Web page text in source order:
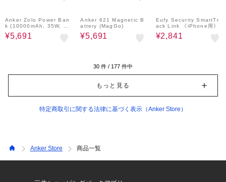
Anker Zolo Power Ban
k (10000mAh, 35W, B
uilt-In Dual USB-Cケー
ブル)
¥5,691
Anker 621 Magnetic B
attery (MagGo)
¥5,691
Eufy Security SmartTr
ack Link 《iPhone用》
¥2,841
30 件 / 177 件中
もっと見る
特定商取引に関する法律に基づく表示（Anker Store）
Anker Store 商品一覧